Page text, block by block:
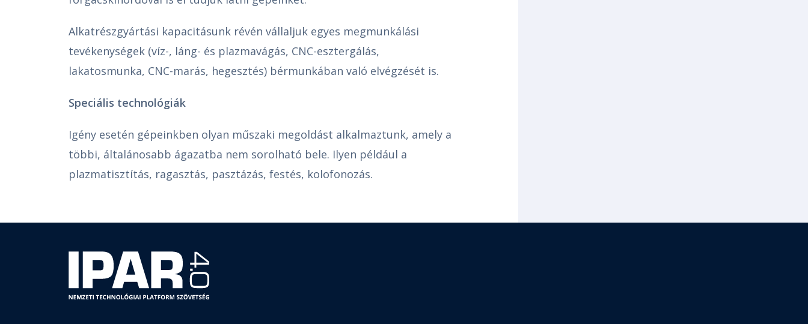
Alkatrészgyártási kapacitásunk révén vállaljuk egyes megmunkálási
tevékenységek (víz-, láng- és plazmavágás, CNC-esztergálás,
lakatosmunka, CNC-marás, hegesztés) bérmunkában való elvégzését is.
Speciális technológiák
Igény esetén gépeinkben olyan műszaki megoldást alkalmaztunk, amely a
többi, általánosabb ágazatba nem sorolható bele. Ilyen például a
plazmatisztítás, ragasztás, pasztázás, festés, kolofonozás.